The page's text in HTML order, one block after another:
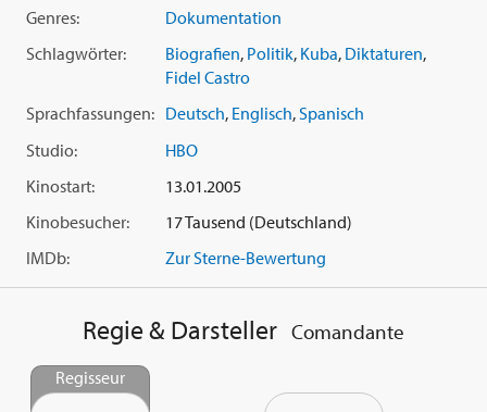
Genres:
Dokumentation
Schlagwörter:
Biografien, Politik, Kuba, Diktaturen,
Fidel Castro
Sprachfassungen: Deutsch, Englisch,Spanisch
Studio:
HBO
Kinostart:
13.01.2005
Kinobesucher:
17 Tausend (Deutschland)
IMDb:
Zur Sterne-Bewertung
Regie & Darsteller Comandante
Regisseur